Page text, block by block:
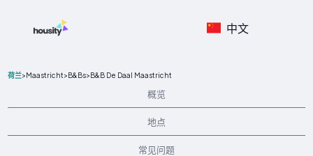
中文
荷兰>Maastricht>B&Bs>B&B De Daal Maastricht
概览
地点
常见问题